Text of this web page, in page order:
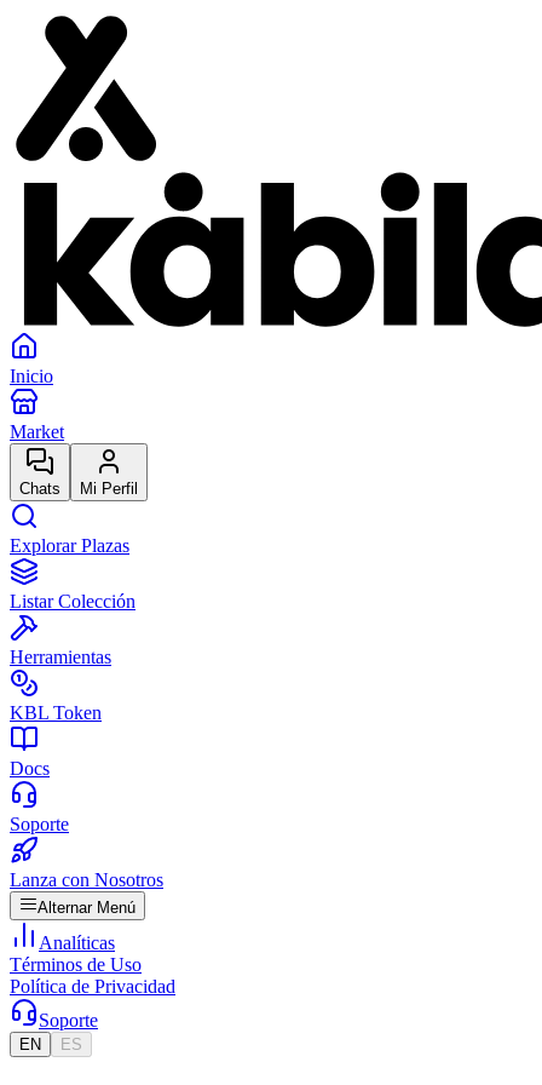
Inicio
Market
Chats Mi Perfil
Explorar Plazas
Listar Colección
Herramientas
KBL Token
Docs
Soporte
Lanza con Nosotros
Alternar Menú
Analíticas
Términos de Uso
Política de Privacidad
Soporte
EN ES